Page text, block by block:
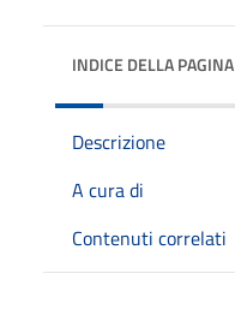
INDICE DELLA PAGINA
Descrizione
A cura di
Contenuti correlati